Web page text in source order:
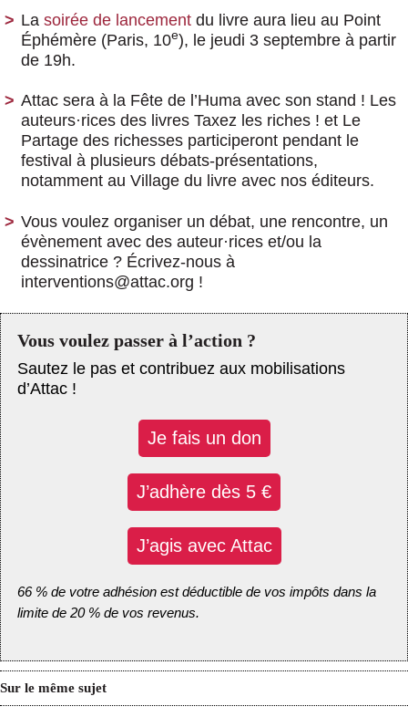
La soirée de lancement du livre aura lieu au Point
Éphémère (Paris, 10e), le jeudi 3 septembre à partir
de 19h.
Attac sera à la Fête de l’Huma avec son stand ! Les
auteurs·rices des livres Taxez les riches ! et Le
Partage des richesses participeront pendant le
festival à plusieurs débats-présentations,
notamment au Village du livre avec nos éditeurs.
Vous voulez organiser un débat, une rencontre, un
évènement avec des auteur·rices et/ou la
dessinatrice ? Écrivez-nous à
interventions@attac.org !
Vous voulez passer à l’action ?
Sautez le pas et contribuez aux mobilisations
d’Attac !
Je fais un don
J’adhère dès 5 €
J’agis avec Attac
66 % de votre adhésion est déductible de vos impôts dans la
limite de 20 % de vos revenus.
Sur le même sujet